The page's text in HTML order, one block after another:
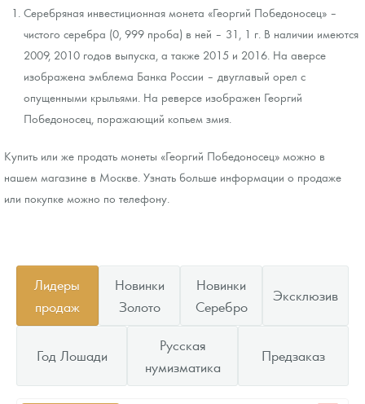
Серебряная инвестиционная монета «Георгий Победоносец» –
чистого серебра (0, 999 проба) в ней – 31, 1 г. В наличии имеются
2009, 2010 годов выпуска, а также 2015 и 2016. На аверсе
изображена эмблема Банка России – двуглавый орел с
опущенными крыльями. На реверсе изображен Георгий
Победоносец, поражающий копьем змия.
Купить или же продать монеты «Георгий Победоносец» можно в
нашем магазине в Москве. Узнать больше информации о продаже
или покупке можно по телефону.
Лидеры
продаж
Новинки
Золото
Новинки
Серебро
Эксклюзив
Год Лошади
Русская
нумизматика
Предзаказ